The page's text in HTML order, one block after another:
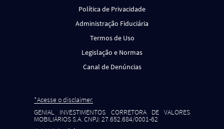
Política de Privacidade
Administração Fiduciária
Termos de Uso
Legislação e Normas
Canal de Denúncias
*Acesse o disclaimer.
GENIAL INVESTIMENTOS CORRETORA DE VALORES
MOBILIÁRIOS S.A. CNPJ: 27.652.684/0001-62